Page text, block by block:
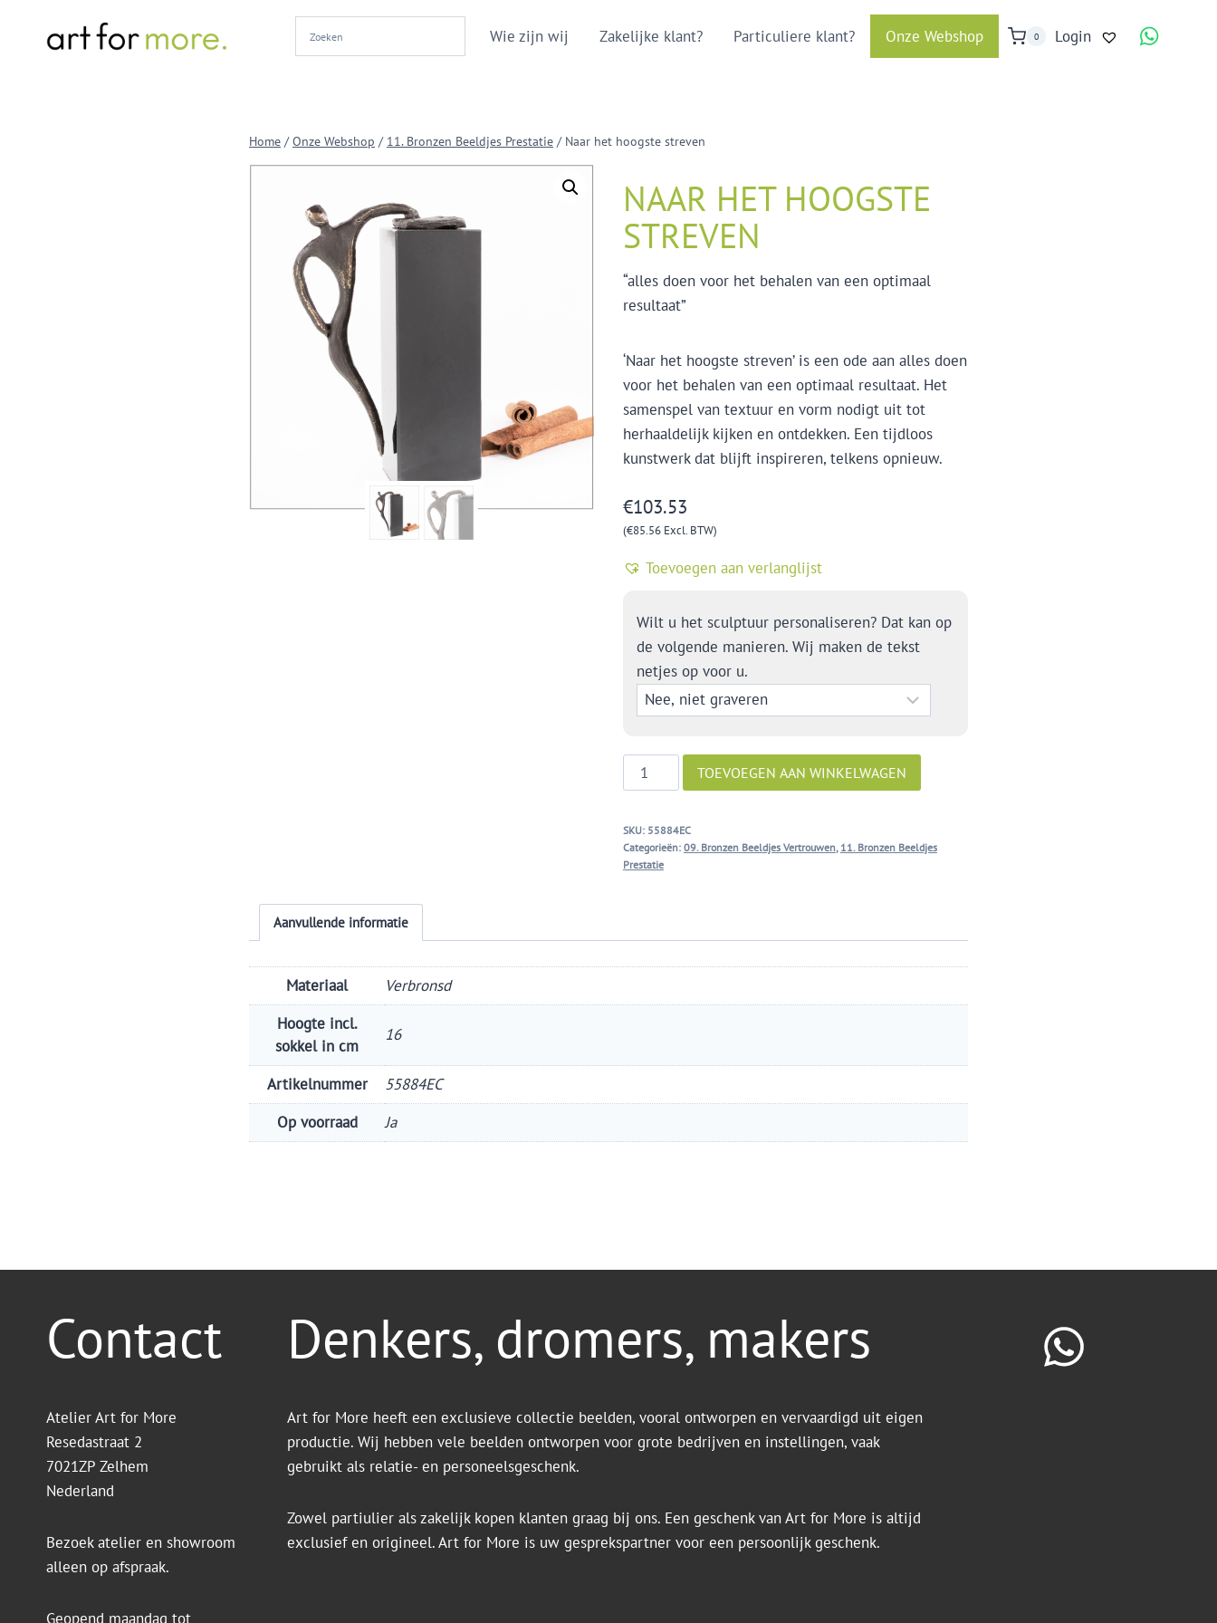
Wie zijn wij Zakelijke klant? Particuliere klant? Onze Webshop 0 Login
Home / Onze Webshop / 11. Bronzen Beeldjes Prestatie / Naar het hoogste streven
NAAR HET HOOGSTE
STREVEN
“alles doen voor het behalen van een optimaal
resultaat”
‘Naar het hoogste streven’ is een ode aan alles doen
voor het behalen van een optimaal resultaat. Het
samenspel van textuur en vorm nodigt uit tot
herhaaldelijk kijken en ontdekken. Een tijdloos
kunstwerk dat blijft inspireren, telkens opnieuw.
€103.53
(€85.56Excl. BTW)
Toevoegen aan verlanglijst
Wilt u het sculptuur personaliseren? Dat kan op
de volgende manieren. Wij maken de tekst
netjes op voor u.
Naar
het
streven
aantal
TOEVOEGEN AAN WINKELWAGEN
SKU: 55884EC
Categorieën: 09. Bronzen Beeldjes Vertrouwen, 11. Bronzen Beeldjes
Prestatie
Aanvullende informatie
Materiaal
Verbronsd
Hoogte incl.
sokkel in cm
16
Artikelnummer
55884EC
Op voorraad
Ja
Contact
Atelier Art for More
Resedastraat 2
7021ZP Zelhem
Nederland
Bezoek atelier en showroom
alleen op afspraak.
Geopend maandag tot
Denkers, dromers, makers
Art for More heeft een exclusieve collectie beelden, vooral ontworpen en vervaardigd uit eigen
productie. Wij hebben vele beelden ontworpen voor grote bedrijven en instellingen, vaak
gebruikt als relatie- en personeelsgeschenk.
Zowel partiulier als zakelijk kopen klanten graag bij ons. Een geschenk van Art for More is altijd
exclusief en origineel. Art for More is uw gesprekspartner voor een persoonlijk geschenk.